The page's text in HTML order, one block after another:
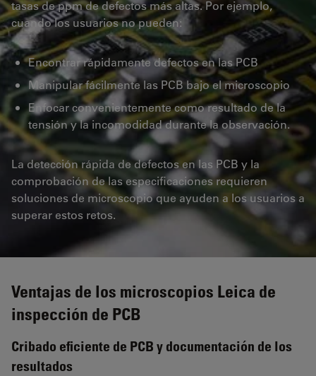
tasas de ppm de defectos más altas. Por ejemplo,
cuando los usuarios no pueden:
Encontrar rápidamente defectos en las PCB
Manipular fácilmente las PCB bajo el microscopio
Enfocar convenientemente como resultado de la
tensión y la incomodidad durante la observación.
La detección rápida de defectos en las PCB y la
comprobación de las especificaciones requieren
soluciones de microscopio que ayuden a los usuarios a
superar estos retos.
Ventajas de los microscopios Leica de
inspección de PCB
Cribado eficiente de PCB y documentación de los
resultados